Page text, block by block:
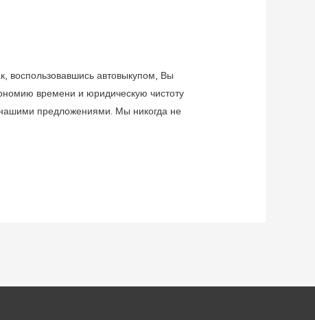
воспользовавшись автовыкупом, Вы
времени и юридическую чистоту
нашими предложениями. Мы никогда не